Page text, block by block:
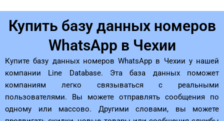
Купить базу данных номеров
WhatsApp в Чехии
Купите базу данных номеров WhatsApp в Чехии у нашей
компании Line Database. Эта база данных поможет
компаниям легко связываться с реальными
пользователями. Вы можете отправлять сообщения по
одному или массово. Другими словами, вы можете